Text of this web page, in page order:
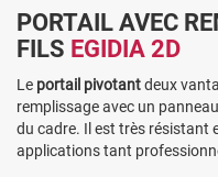
PORTAIL AVEC
FILS EGIDIA 2D
Le portail pivotantdeux
remplissage avec un
du cadre. Il est très résistant
applications tant